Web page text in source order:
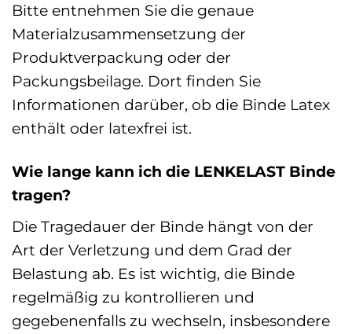
Bitte entnehmen Sie die genaue
Materialzusammensetzung der
Produktverpackung oder der
Packungsbeilage. Dort finden Sie
Informationen darüber, ob die Binde Latex
enthält oder latexfrei ist.
Wie lange kann ich die LENKELAST Binde
tragen?
Die Tragedauer der Binde hängt von der
Art der Verletzung und dem Grad der
Belastung ab. Es ist wichtig, die Binde
regelmäßig zu kontrollieren und
gegebenenfalls zu wechseln, insbesondere